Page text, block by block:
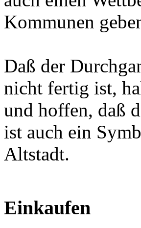
Kommunen
Daß der
nicht fertig ist,
und hoffen, daß
ist auch ein
Altstadt.
Einkaufen